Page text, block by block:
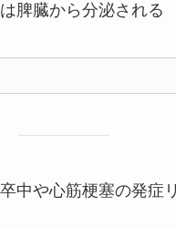
脾臓から分泌される
中や心筋梗塞の発症